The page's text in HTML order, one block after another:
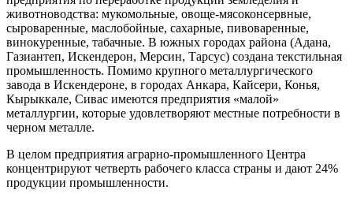
животноводства: мукомольные, овоще-мясоконсервные,
сыроваренные, маслобойные, сахарные, пивоваренные,
винокуренные, табачные. В южных городах района (Адана,
Газиантеп, Искендерон, Мерсин, Тарсус) создана текстильная
промышленность. Помимо крупного металлургического
завода в Искендероне, в городах Анкара, Кайсери, Конья,
Кырыккале, Сивас имеются пред­приятия «малой»
металлургии, которые удовлетворяют местные потребности в
черном металле.
В целом предприятия аграрно-промышленного Центра
концентрируют четверть рабочего класса страны и дают 24%
про­дукции промышленности.